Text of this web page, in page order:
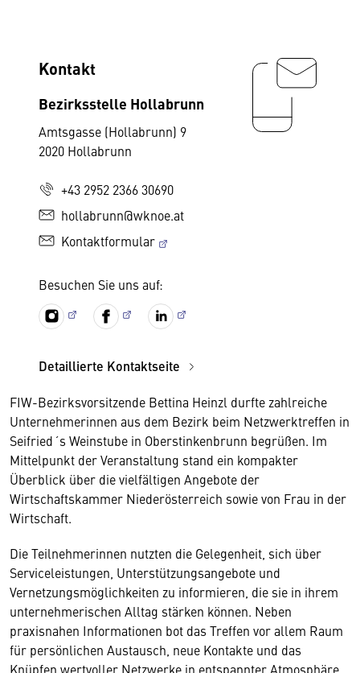
Kontakt
Bezirksstelle Hollabrunn
Amtsgasse (Hollabrunn) 9
2020 Hollabrunn
+43 2952 2366 30690
hollabrunn@wknoe.at
Kontaktformular
Besuchen Sie uns auf:
Detaillierte Kontaktseite
FIW-Bezirksvorsitzende Bettina Heinzl durfte zahlreiche
Unternehmerinnen aus dem Bezirk beim Netzwerktreffen in
Seifried´s Weinstube in Oberstinkenbrunn begrüßen. Im
Mittelpunkt der Veranstaltung stand ein kompakter
Überblick über die vielfältigen Angebote der
Wirtschaftskammer Niederösterreich sowie von Frau in der
Wirtschaft.
Die Teilnehmerinnen nutzten die Gelegenheit, sich über
Serviceleistungen, Unterstützungsangebote und
Vernetzungsmöglichkeiten zu informieren, die sie in ihrem
unternehmerischen Alltag stärken können. Neben
praxisnahen Informationen bot das Treffen vor allem Raum
für persönlichen Austausch, neue Kontakte und das
Knüpfen wertvoller Netzwerke in entspannter Atmosphäre.